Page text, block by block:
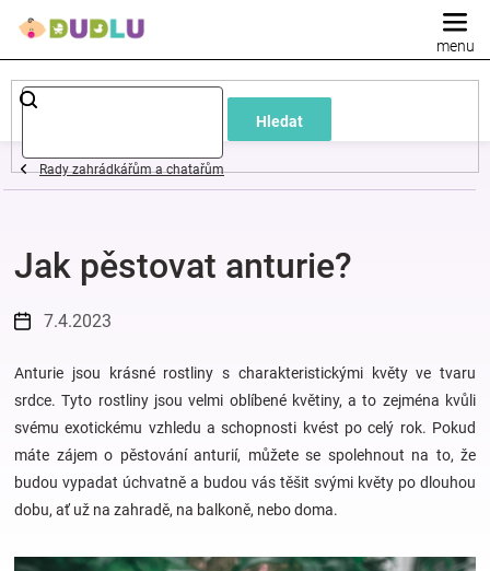
Hledat
Dětské
a
oblečení
Pokojíček
a
kojenecká
výbava
Rady zahrádkářům a chatařům
Jak pěstovat anturie?
7.4.2023
Anturie jsou krásné rostliny s charakteristickými květy ve tvaru
srdce. Tyto rostliny jsou velmi oblíbené květiny, a to zejména kvůli
svému exotickému vzhledu a schopnosti kvést po celý rok. Pokud
máte zájem o pěstování anturií, můžete se spolehnout na to, že
budou vypadat úchvatně a budou vás těšit svými květy po dlouhou
dobu, ať už na zahradě, na balkoně, nebo doma.